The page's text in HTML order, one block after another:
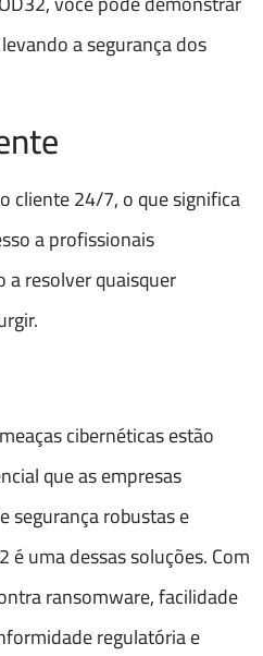
a segurança dos
cliente 24/7, o que significa
a profissionais
resolver quaisquer
cibernéticas estão
que as empresas
segurança robustas e
é uma dessas soluções. Com
ransomware, facilidade
regulatória e